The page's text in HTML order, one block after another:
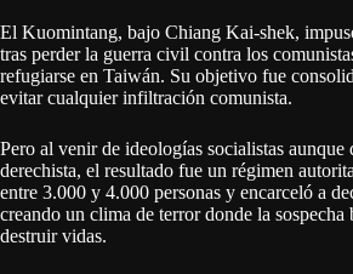
El Kuomintang, bajo Chiang Kai-shek,
tras perder la guerra civil contra los
refugiarse en Taiwán. Su objetivo fue
evitar cualquier infiltración comunista.
Pero al venir de ideologías socialistas aunque
derechista, el resultado fue un régimen
entre 3.000 y 4.000 personas y encarceló a
creando un clima de terror donde la sospecha
destruir vidas.